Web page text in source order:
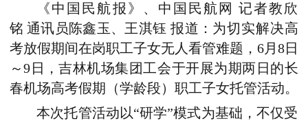
《中国民航报》、中国民航网记者教欣
铭 通讯员陈鑫玉、 王淇钰 报道 ： 为切实解决高
考放假期间在岗职工子女无人看管难题 ， 6月8日
～9日 ， 吉林机场集团工会于开展为期两日的长
春机场高考假期（学龄段）职工子女托管活动。
本次托管活动以“研学”模式为基础，不仅受